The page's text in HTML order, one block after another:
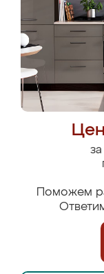
за
Поможем